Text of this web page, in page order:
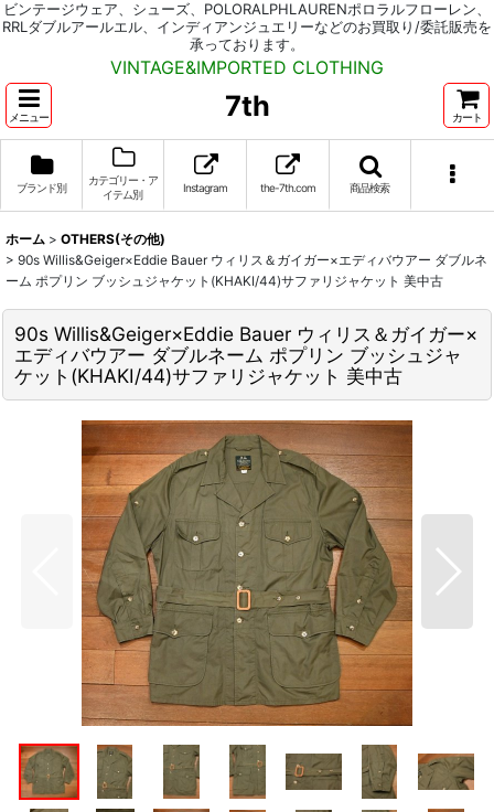
ビンテージウェア、シューズ、POLORALPHLAURENポロラルフローレン、
RRLダブルアールエル、インディアンジュエリーなどのお買取り/委託販売を
承っております。
VINTAGE&IMPORTED CLOTHING
メニュー 7th カート
ブランド別
カテゴリー・ア
イテム別
Instagram the-7th.com 商品検索
ホーム > OTHERS(その他)
> 90s Willis&Geiger×Eddie Bauer ウィリス＆ガイガー×エディバウアー ダブルネ
ーム ポプリン ブッシュジャケット(KHAKI/44)サファリジャケット 美中古
90s Willis&Geiger×Eddie Bauer ウィリス＆ガイガー×
エディバウアー ダブルネーム ポプリン ブッシュジャ
ケット(KHAKI/44)サファリジャケット 美中古